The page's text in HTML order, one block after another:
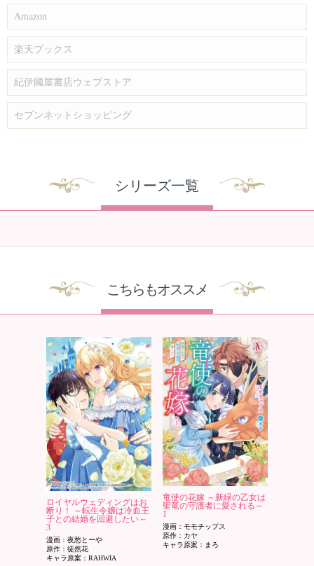
Amazon
楽天ブックス
紀伊國屋書店ウェブストア
セブンネットショッピング
シリーズ一覧
こちらもオススメ
ロイヤルウェディングはお
断り！ ～転生令嬢は冷血王
子との結婚を回避したい～
3
漫画：夜愁とーや
原作：徒然花
キャラ原案：RAHWIA
竜使の花嫁 ～新緑の乙女は
聖竜の守護者に愛される～
1
漫画：モモチップス
原作：カヤ
キャラ原案：まろ